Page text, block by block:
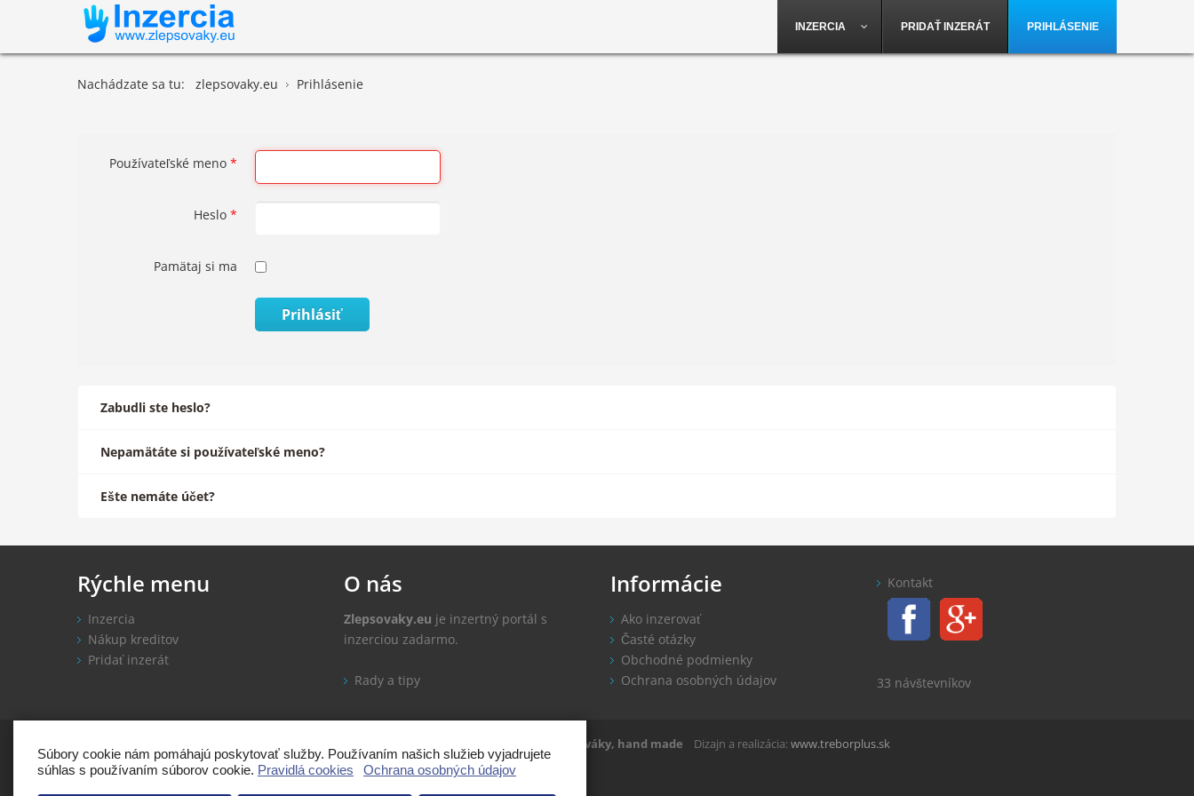
Súbory cookie nám pomáhajú poskytovať služby. Používaním našich služieb vyjadrujete
súhlas s používaním súborov cookie. Pravidlá cookies Ochrana osobných údajov
INZERCIA PRIDAŤ INZERÁT PRIHLÁSENIE
Nachádzate sa tu: zlepsovaky.eu Prihlásenie
Používateľské meno *
Heslo *
Pamätaj si ma
Prihlásiť
Zabudli ste heslo?
Nepamätáte si používateľské meno?
Ešte nemáte účet?
Rýchle menu
Inzercia
Nákup kreditov
Pridať inzerát
O nás
Zlepsovaky.eu je inzertný portál s
inzerciou zadarmo.
Rady a tipy
Informácie
Ako inzerovať
Časté otázky
Obchodné podmienky
Ochrana osobných údajov
Kontakt
33 návštevníkov
Inzercia, zlepšováky, hand made Dizajn a realizácia: www.treborplus.sk